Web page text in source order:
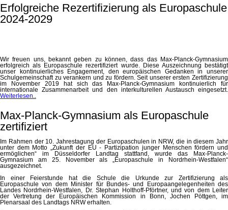
Erfolgreiche Rezertifizierung als Europaschule
2024-2029
Wir freuen uns, bekannt geben zu können, dass das Max-Planck-Gymnasium
erfolgreich als Europaschule rezertifiziert wurde. Diese Auszeichnung bestätigt
unser kontinuierliches Engagement, den europäischen Gedanken in unserer
Schulgemeinschaft zu verankern und zu fördern. Seit unserer ersten Zertifizierung
im November 2019 hat sich das Max-Planck-Gymnasium kontinuierlich für
internationale Zusammenarbeit und den interkulturellen Austausch eingesetzt.
Weiterlesen..
Max-Planck-Gymnasium als Europaschule
zertifiziert
Im Rahmen der 10. Jahrestagung der Europaschulen in NRW, die in diesem Jahr
unter dem Motto „Zukunft der EU - Partizipation junger Menschen fördern und
ermöglichen“ im Düsseldorfer Landtag stattfand, wurde das Max-Planck-
Gymnasium am 25. November als „Europaschule in Nordrhein-Westfalen“
ausgezeichnet.
In einer Feierstunde hat die Schule die Urkunde zur Zertifizierung als
Europaschule von dem Minister für Bundes- und Europaangelegenheiten des
Landes Nordrhein-Westfalen, Dr. Stephan Holthoff-Pförtner, und von dem Leiter
der Vertretung der Europäischen Kommission in Bonn, Jochen Pöttgen, im
Plenarsaal des Landtags NRW erhalten.